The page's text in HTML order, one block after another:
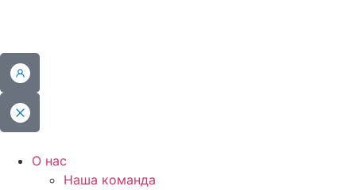
О нас
Наша команда